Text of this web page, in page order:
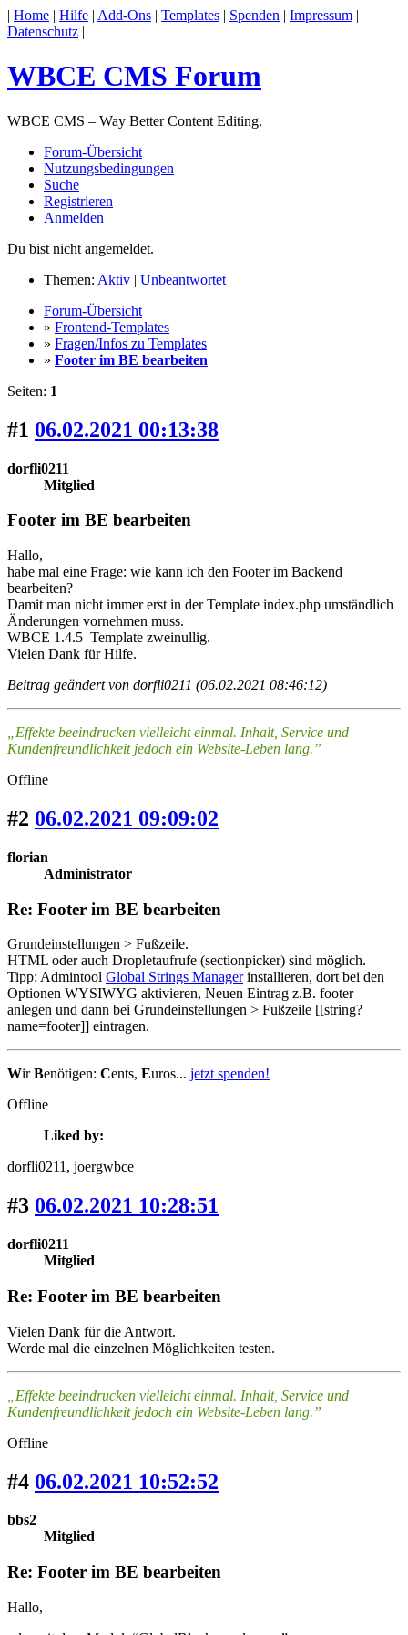
| Home | Hilfe | Add-Ons | Templates | Spenden | Impressum |
Datenschutz |
WBCE CMS Forum
WBCE CMS – Way Better Content Editing.
Forum-Übersicht
Nutzungsbedingungen
Suche
Registrieren
Anmelden
Du bist nicht angemeldet.
Themen: Aktiv | Unbeantwortet
Forum-Übersicht
» Frontend-Templates
» Fragen/Infos zu Templates
» Footer im BE bearbeiten
Seiten: 1
#1 06.02.2021 00:13:38
dorfli0211
Mitglied
Footer im BE bearbeiten
Hallo,
habe mal eine Frage: wie kann ich den Footer im Backend
bearbeiten?
Damit man nicht immer erst in der Template index.php umständlich
Änderungen vornehmen muss.
WBCE 1.4.5 Template zweinullig.
Vielen Dank für Hilfe.
Beitrag geändert von dorfli0211 (06.02.2021 08:46:12)
„Effekte beeindrucken vielleicht einmal. Inhalt, Service und
Kundenfreundlichkeit jedoch ein Website-Leben lang.”
Offline
#2 06.02.2021 09:09:02
florian
Administrator
Re: Footer im BE bearbeiten
Grundeinstellungen > Fußzeile.
HTML oder auch Dropletaufrufe (sectionpicker) sind möglich.
Tipp: Admintool Global Strings Managerinstallieren, dort bei den
Optionen WYSIWYG aktivieren, Neuen Eintrag z.B. footer
anlegen und dann bei Grundeinstellungen > Fußzeile [[string?
name=footer]] eintragen.
WirBenötigen: Cents, Euros... jetzt spenden!
Offline
Liked by:
dorfli0211 , joergwbce
#3 06.02.2021 10:28:51
dorfli0211
Mitglied
Re: Footer im BE bearbeiten
Vielen Dank für die Antwort.
Werde mal die einzelnen Möglichkeiten testen.
„Effekte beeindrucken vielleicht einmal. Inhalt, Service und
Kundenfreundlichkeit jedoch ein Website-Leben lang.”
Offline
#4 06.02.2021 10:52:52
bbs2
Mitglied
Re: Footer im BE bearbeiten
Hallo,